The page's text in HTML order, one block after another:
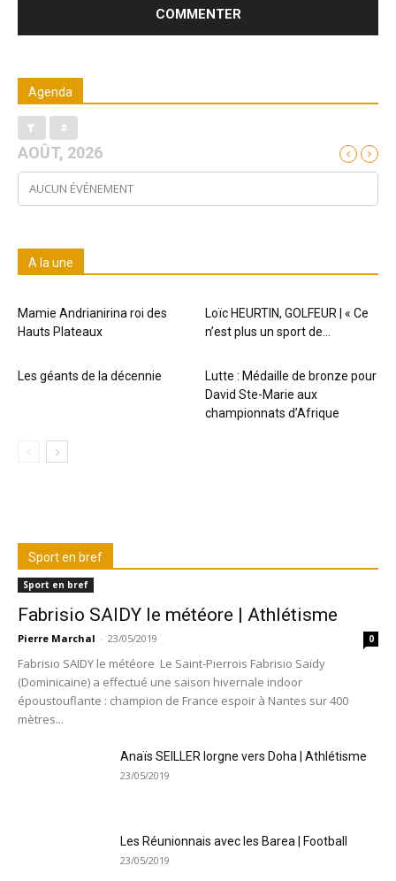
Agenda
AOÛT, 2026
AUCUN ÉVÉNEMENT
A la une
Mamie Andrianirina roi des
Hauts Plateaux
Loïc HEURTIN, GOLFEUR | « Ce
n’est plus un sport de...
Les géants de la décennie
Lutte : Médaille de bronze pour
David Ste-Marie aux
championnats d’Afrique
Sport en bref
Sport en bref
Fabrisio SAIDY le météore | Athlétisme
Pierre Marchal - 23/05/2019 0
Fabrisio SAIDY le météore Le Saint-Pierrois Fabrisio Saïdy
(Dominicaine) a effectué une saison hivernale indoor
époustouflante : champion de France espoir à Nantes sur 400
mètres...
Anaïs SEILLER lorgne vers Doha | Athlétisme
23/05/2019
Les Réunionnais avec les Barea | Football
23/05/2019